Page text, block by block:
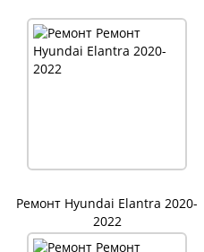
Ремонт Hyundai Elantra 2020-
2022